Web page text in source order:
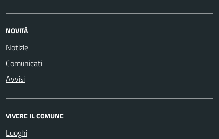
NOVITÀ
Notizie
Comunicati
Avvisi
VIVERE IL COMUNE
Luoghi